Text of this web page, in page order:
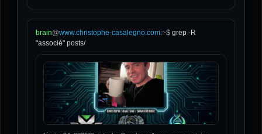
brain@www.christophe-casalegno.com:~$ grep -R
"associé" posts/